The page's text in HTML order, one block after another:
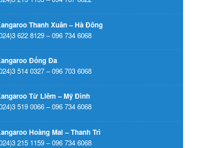
Thanh Xuân – Hà Đông
622 8129 – 096 734 6068
Đống Đa
514 0327 – 096 703 6068
Từ Liêm – Mỹ Đình
519 0066 – 096 734 6068
Hoàng Mai – Thanh Trì
215 1159 – 096 734 6068